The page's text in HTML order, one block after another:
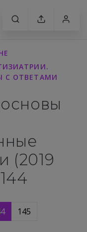
С ОТВЕТАМИ
(2019
145